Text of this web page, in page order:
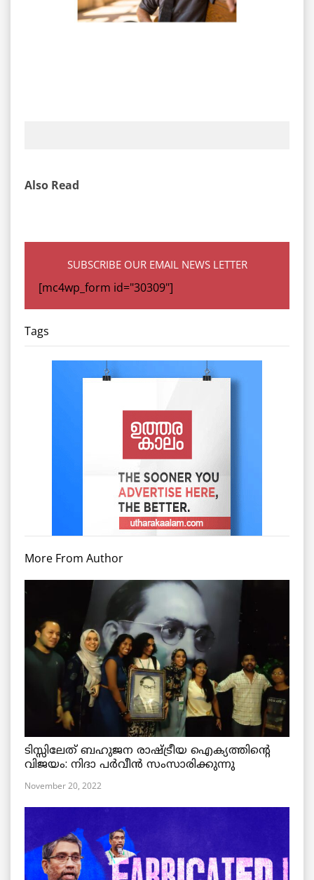
Also Read
SUBSCRIBE OUR EMAIL NEWS LETTER
[mc4wp_form id="30309"]
Tags
More From Author
ടിസ്സിലേത് ബഹുജന രാഷ്ട്രീയ ഐക്യത്തിന്റെ
വിജയം: നിദാ പർവീൻ സംസാരിക്കുന്നു
November 20, 2022